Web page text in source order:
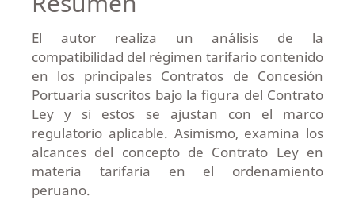
El autor realiza un análisis de la
compatibilidad del régimen tarifario contenido
en los principales Contratos de Concesión
Portuaria suscritos bajo la figura del Contrato
Ley y si estos se ajustan con el marco
regulatorio aplicable. Asimismo, examina los
alcances del concepto de Contrato Ley en
materia tarifaria en el ordenamiento
peruano.